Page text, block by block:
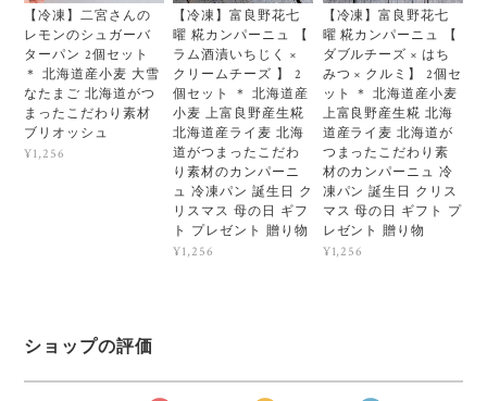
【冷凍】二宮さんの
レモンのシュガーバ
ターパン 2個セット
＊ 北海道産小麦 大雪
なたまご 北海道がつ
まったこだわり素材
ブリオッシュ
¥1,256
【冷凍】富良野花七
曜 糀カンパーニュ 【
ラム酒漬いちじく ×
クリームチーズ 】 2
個セット ＊ 北海道産
小麦 上富良野産生糀
北海道産ライ麦 北海
道がつまったこだわ
り素材のカンパーニ
ュ 冷凍パン 誕生日 ク
リスマス 母の日 ギフ
ト プレゼント 贈り物
¥1,256
【冷凍】富良野花七
曜 糀カンパーニュ 【
ダブルチーズ × はち
みつ × クルミ】 2個セ
ット ＊ 北海道産小麦
上富良野産生糀 北海
道産ライ麦 北海道が
つまったこだわり素
材のカンパーニュ 冷
凍パン 誕生日 クリス
マス 母の日 ギフト プ
レゼント 贈り物
¥1,256
ショップの評価